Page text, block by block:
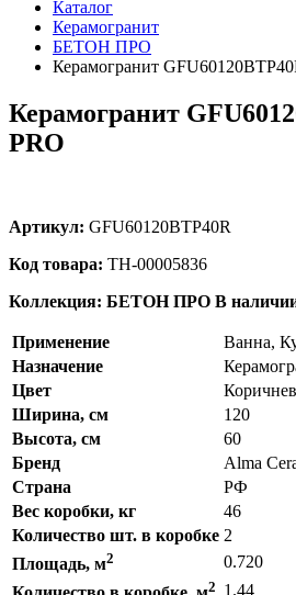
Каталог
Керамогранит
БЕТОН ПРО
Керамогранит
Керамогранит
PRO
Артикул: GFU60120BTP40R
Код товара: ТН-00005836
Коллекция: БЕТОН ПРО В
Применение
Ванна,
Назначение
Цвет
Ширина, см
120
Высота, см
60
Бренд
Alma
Страна
РФ
Вес коробки, кг
46
Количество шт. в коробке 2
Площадь, м2
0.720
2 1.44